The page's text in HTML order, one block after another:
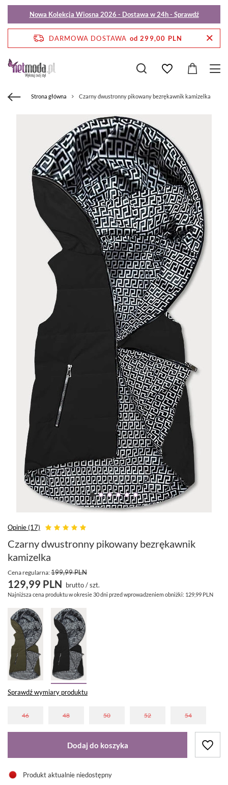
Nowa Kolekcja Wiosna 2026 - Dostawa w 24h - Sprawdź
DARMOWA DOSTAWA od 299,00 PLN
Strona główna Czarny dwustronny pikowany bezrękawnik kamizelka
Opinie (17)
Czarny dwustronny pikowany bezrękawnik
kamizelka
Cena regularna:199,99 PLN
129,99 PLN brutto/szt.
Najniższa cena produktu w okresie 30 dni przed wprowadzeniem obniżki: 129,99 PLN
Sprawdź wymiary produktu
46 48 50 52 54
Dodaj do koszyka
Produkt aktualnie niedostępny